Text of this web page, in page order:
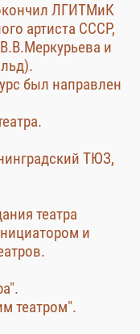
ЛГИТМиК
артиста СССР,
и
был направлен
ТЮЗ,
театра
и
театром".